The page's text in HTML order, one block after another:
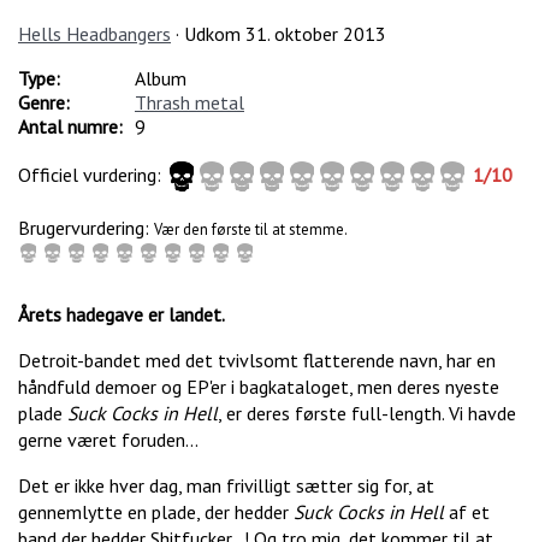
Hells Headbangers · Udkom 31. oktober 2013
Type:
Album
Genre:
Thrash metal
Antal numre: 9
Officiel vurdering:
1/10
Brugervurdering: Vær den første til at stemme.
Årets hadegave er landet.
Detroit-bandet med det tvivlsomt flatterende navn, har en
håndfuld demoer og EP'er i bagkataloget, men deres nyeste
plade Suck Cocks in Hell, er deres første full-length. Vi havde
gerne været foruden...
Det er ikke hver dag, man frivilligt sætter sig for, at
gennemlytte en plade, der hedder Suck Cocks in Hellaf et